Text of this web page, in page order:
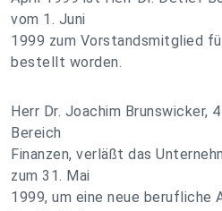
vom 1. Juni
1999 zum Vorstandsmitglied
bestellt worden.
Herr Dr. Joachim Brunswicker,
Bereich
Finanzen, verläßt das
zum 31. Mai
1999, um eine neue berufliche